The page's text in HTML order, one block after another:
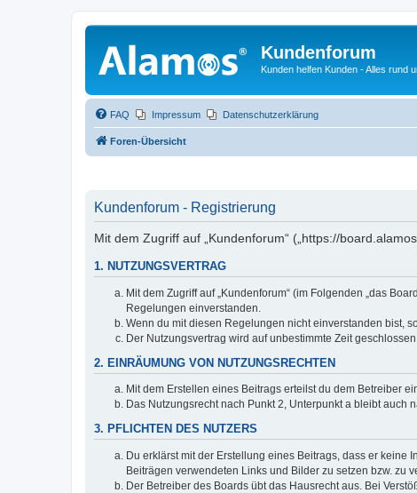
Kundenforum
Kunden helfen Kunden - Alles rund
FAQ Impressum Datenschutzerklärung
Foren-Übersicht
Kundenforum - Registrierung
Mit dem Zugriff auf „Kundenforum“ („https://
1. NUTZUNGSVERTRAG
Mit dem Zugriff auf „Kundenforum“ (im Folgenden „das
Regelungen einverstanden.
Wenn du mit diesen Regelungen nicht einverstanden bist,
Der Nutzungsvertrag wird auf unbestimmte Zeit
2. EINRÄUMUNG VON NUTZUNGSRECHTEN
Mit dem Erstellen eines Beitrags erteilst du dem Betreiber
Das Nutzungsrecht nach Punkt 2, Unterpunkt a bleibt auch
3. PFLICHTEN DES NUTZERS
Du erklärst mit der Erstellung eines Beitrags, dass er keine
Beiträgen verwendeten Links und Bilder zu setzen bzw. zu
Der Betreiber des Boards übt das Hausrecht aus. Bei